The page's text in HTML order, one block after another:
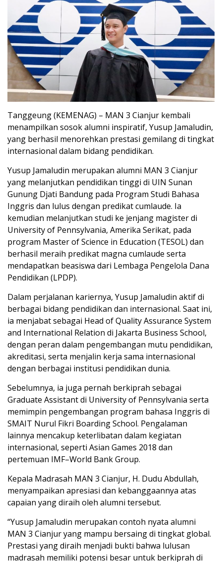
Tanggeung (KEMENAG) – MAN 3 Cianjur kembali
menampilkan sosok alumni inspiratif, Yusup Jamaludin,
yang berhasil menorehkan prestasi gemilang di tingkat
internasional dalam bidang pendidikan.
Yusup Jamaludin merupakan alumni MAN 3 Cianjur
yang melanjutkan pendidikan tinggi di UIN Sunan
Gunung Djati Bandung pada Program Studi Bahasa
Inggris dan lulus dengan predikat cumlaude. Ia
kemudian melanjutkan studi ke jenjang magister di
University of Pennsylvania, Amerika Serikat, pada
program Master of Science in Education (TESOL) dan
berhasil meraih predikat magna cumlaude serta
mendapatkan beasiswa dari Lembaga Pengelola Dana
Pendidikan (LPDP).
Dalam perjalanan kariernya, Yusup Jamaludin aktif di
berbagai bidang pendidikan dan internasional. Saat ini,
ia menjabat sebagai Head of Quality Assurance System
and International Relation di Jakarta Business School,
dengan peran dalam pengembangan mutu pendidikan,
akreditasi, serta menjalin kerja sama internasional
dengan berbagai institusi pendidikan dunia.
Sebelumnya, ia juga pernah berkiprah sebagai
Graduate Assistant di University of Pennsylvania serta
memimpin pengembangan program bahasa Inggris di
SMAIT Nurul Fikri Boarding School. Pengalaman
lainnya mencakup keterlibatan dalam kegiatan
internasional, seperti Asian Games 2018 dan
pertemuan IMF–World Bank Group.
Kepala Madrasah MAN 3 Cianjur, H. Dudu Abdullah,
menyampaikan apresiasi dan kebanggaannya atas
capaian yang diraih oleh alumni tersebut.
“Yusup Jamaludin merupakan contoh nyata alumni
MAN 3 Cianjur yang mampu bersaing di tingkat global.
Prestasi yang diraih menjadi bukti bahwa lulusan
madrasah memiliki potensi besar untuk berkiprah di